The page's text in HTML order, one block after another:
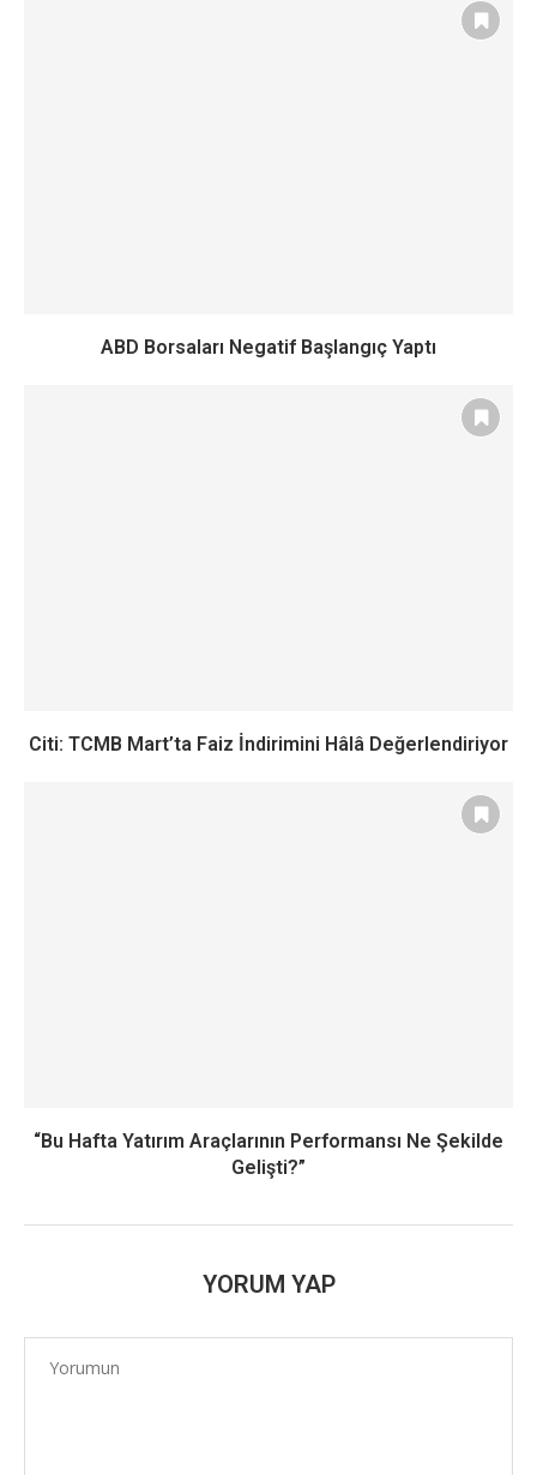
ABD Borsaları Negatif Başlangıç Yaptı
Citi: TCMB Mart’ta Faiz İndirimini Hâlâ Değerlendiriyor
“Bu Hafta Yatırım Araçlarının Performansı Ne Şekilde
Gelişti?”
YORUM YAP